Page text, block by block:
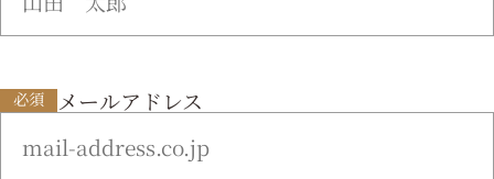
必須 メールアドレス